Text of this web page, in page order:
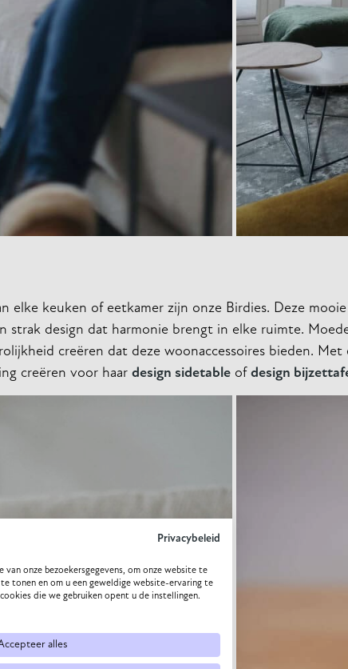
elke keuken of eetkamer zijn onze Birdies. Deze
strak design dat harmonie brengt in elke ruimte.
creëren dat deze woonaccessoires bieden.
creëren voor haar design sidetable of design
Privacybeleid
van onze bezoekersgegevens, om onze website te
tonen en om u een geweldige website-ervaring te
die we gebruiken opent u de instellingen.
alles